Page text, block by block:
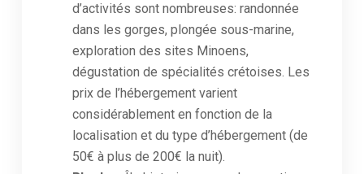
d’activités sont nombreuses: randonnée
dans les gorges, plongée sous-marine,
exploration des sites Minoens,
dégustation de spécialités crétoises. Les
prix de l’hébergement varient
considérablement en fonction de la
localisation et du type d’hébergement (de
50€ à plus de 200€ la nuit).